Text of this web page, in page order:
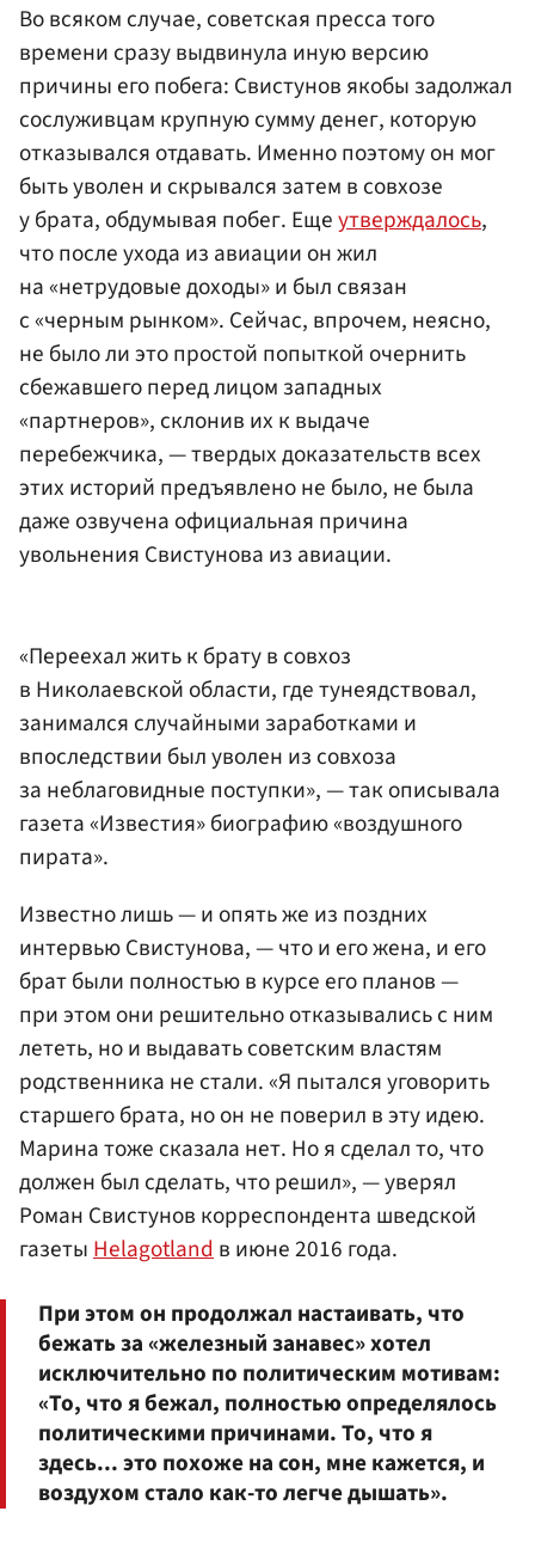
Во всяком случае, советская пресса того
времени сразу выдвинула иную версию
причины его побега: Свистунов якобы задолжал
сослуживцам крупную сумму денег, которую
отказывался отдавать. Именно поэтому он мог
быть уволен и скрывался затем в совхозе
у брата, обдумывая побег. Ещеутверждалось,
что после ухода из авиации он жил
на «нетрудовые доходы» и был связан
с «черным рынком». Сейчас, впрочем, неясно,
не было ли это простой попыткой очернить
сбежавшего перед лицом западных
«партнеров», склонив их к выдаче
перебежчика, — твердых доказательств всех
этих историй предъявлено не было, не была
даже озвучена официальная причина
увольнения Свистунова из авиации.
«Переехал жить к брату в совхоз
в Николаевской области, где тунеядствовал,
занимался случайными заработками и
впоследствии был уволен из совхоза
за неблаговидные поступки», — так описывала
газета «Известия» биографию «воздушного
пирата».
Известно лишь — и опять же из поздних
интервью Свистунова, — что и его жена, и его
брат были полностью в курсе его планов —
при этом они решительно отказывались с ним
лететь, но и выдавать советским властям
родственника не стали. «Я пытался уговорить
старшего брата, но он не поверил в эту идею.
Марина тоже сказала нет. Но я сделал то, что
должен был сделать, что решил», — уверял
Роман Свистунов корреспондента шведской
газеты Helagotland в июне 2016 года.
При этом он продолжал настаивать, что
бежать за «железный занавес» хотел
исключительно по политическим мотивам:
«То, что я бежал, полностью определялось
политическими причинами. То, что я
здесь... это похоже на сон, мне кажется, и
воздухом стало как-то легче дышать».